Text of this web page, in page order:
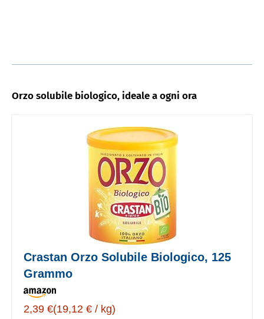
Orzo solubile biologico, ideale a ogni ora
Crastan Orzo Solubile Biologico, 125
Grammo
2,39 €(19,12 € / kg)